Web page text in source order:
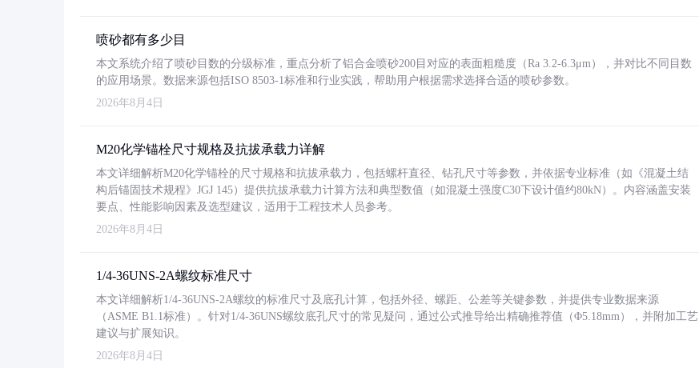
喷砂都有多少目
本文系统介绍了喷砂目数的分级标准，重点分析了铝合金喷砂200目对应的表面粗糙度（Ra 3.2-6.3μm），并对比不同目数
的应用场景。数据来源包括ISO 8503-1标准和行业实践，帮助用户根据需求选择合适的喷砂参数。
2026年8月4日
M20化学锚栓尺寸规格及抗拔承载力详解
本文详细解析M20化学锚栓的尺寸规格和抗拔承载力，包括螺杆直径、钻孔尺寸等参数，并依据专业标准（如《混凝土结
构后锚固技术规程》JGJ 145）提供抗拔承载力计算方法和典型数值（如混凝土强度C30下设计值约80kN）。内容涵盖安装
要点、性能影响因素及选型建议，适用于工程技术人员参考。
2026年8月4日
1/4-36UNS-2A螺纹标准尺寸
本文详细解析1/4-36UNS-2A螺纹的标准尺寸及底孔计算，包括外径、螺距、公差等关键参数，并提供专业数据来源
（ASME B1.1标准）。针对1/4-36UNS螺纹底孔尺寸的常见疑问，通过公式推导给出精确推荐值（Φ5.18mm），并附加工艺
建议与扩展知识。
2026年8月4日